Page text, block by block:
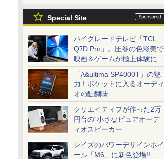
Special Site
ハイグレードテレビ「TCL
Q7D Pro」。圧巻の色彩美で
映画＆ゲームが極上体験に
「A&ultima SP4000T」の魅
力！ポケットに入るオーディ
オの醍醐味
クリエイティブが作った2万
円台の“小さなピュアオーデ
ィオスピーカー”
レイズのパワーデザインホイ
ール「M6」に新色登場!!